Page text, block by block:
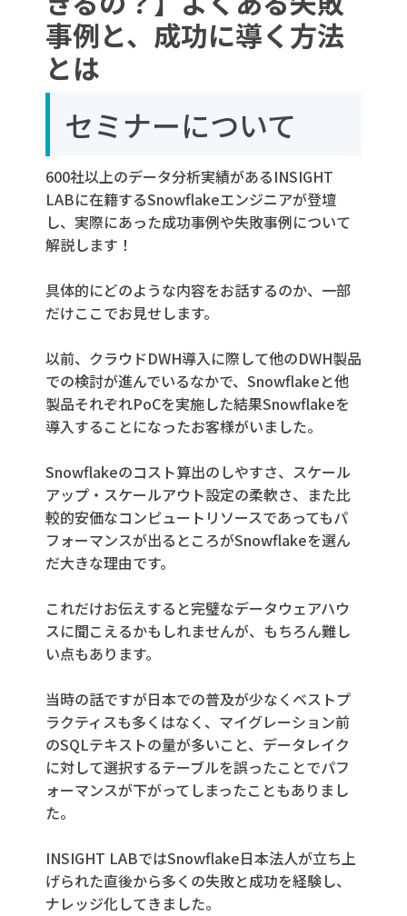
事例と、成功に導く方法
とは
セミナーについて
600社以上のデータ分析実績があるINSIGHT
LABに在籍するSnowflakeエンジニアが登壇
し、実際にあった成功事例や失敗事例について
解説します！
具体的にどのような内容をお話するのか、一部
だけここでお見せします。
以前、クラウドDWH導入に際して他のDWH製品
での検討が進んでいるなかで、Snowflakeと他
製品それぞれPoCを実施した結果Snowflakeを
導入することになったお客様がいました。
Snowflakeのコスト算出のしやすさ、スケール
アップ・スケールアウト設定の柔軟さ、また比
較的安価なコンピュートリソースであってもパ
フォーマンスが出るところがSnowflakeを選ん
だ大きな理由です。
これだけお伝えすると完璧なデータウェアハウ
スに聞こえるかもしれませんが、もちろん難し
い点もあります。
当時の話ですが日本での普及が少なくベストプ
ラクティスも多くはなく、マイグレーション前
のSQLテキストの量が多いこと、データレイク
に対して選択するテーブルを誤ったことでパフ
ォーマンスが下がってしまったこともありまし
た。
INSIGHT LABではSnowflake日本法人が立ち上
げられた直後から多くの失敗と成功を経験し、
ナレッジ化してきました。